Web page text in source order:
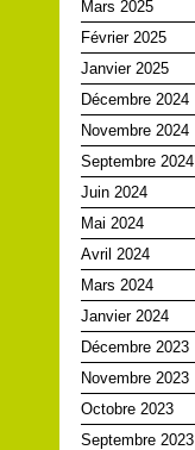
Mars 2025
Février 2025
Janvier 2025
Décembre 2024
Novembre 2024
Septembre 2024
Juin 2024
Mai 2024
Avril 2024
Mars 2024
Janvier 2024
Décembre 2023
Novembre 2023
Octobre 2023
Septembre 2023